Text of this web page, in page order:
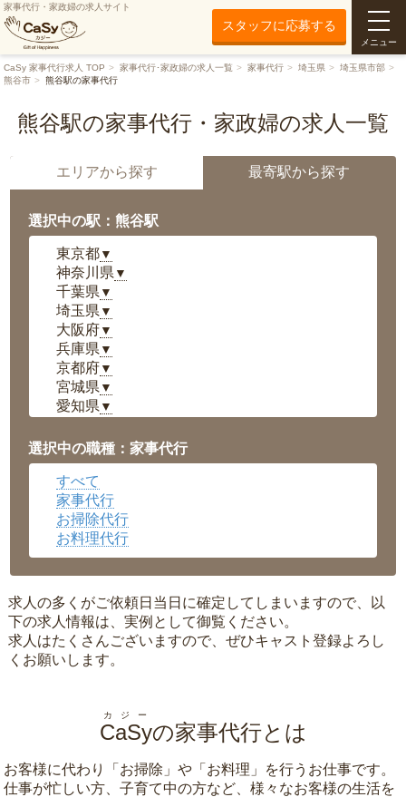
家事代行・家政婦の求人サイト
スタッフに応募する
メニュー
CaSy 家事代行求人 TOP 家事代行･家政婦の求人一覧 家事代行 埼玉県
埼玉県市部
熊谷市
熊谷駅の家事代行
熊谷駅の家事代行・家政婦の求人一覧
エリアから探す 最寄駅から探す
選択中の駅：熊谷駅
東京都▼
神奈川県 ▼
千葉県 ▼
埼玉県 ▼
大阪府▼
兵庫県 ▼
京都府▼
宮城県 ▼
愛知県 ▼
岡山県▼
広島県▼
沖縄県
選択中の職種：家事代行
すべて
家事代行
お掃除代行
お料理代行
求人の多くがご依頼日当日に確定してしまいますので、以
下の求人情報は、実例として御覧ください。
求人はたくさんございますので、ぜひキャスト登録よろし
くお願いします。
CaSy
カジー
の家事代行とは
お客様に代わり「 お掃除 」や「 お料理 」を行うお仕事です。
仕事が忙しい方、子育て中の方など、様々なお客様の生活を